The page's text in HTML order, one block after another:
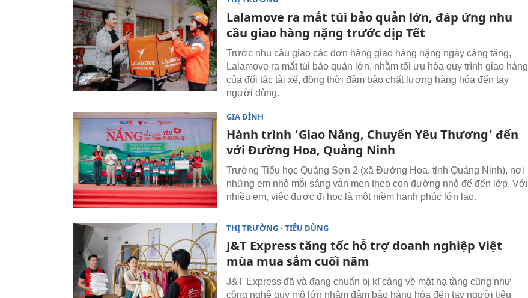
Lalamove ra mắt túi bảo quản lớn, đáp ứng nhu
cầu giao hàng nặng trước dịp Tết
Trước nhu cầu giao các đơn hàng giao hàng nặng ngày càng tăng,
Lalamove ra mắt túi bảo quản lớn, nhằm tối ưu hóa quy trình giao hàng
của đối tác tài xế, đồng thời đảm bảo chất lượng hàng hóa đến tay
người dùng.
GIA ĐÌNH
Hành trình ‘Giao Nắng, Chuyển Yêu Thương’ đến
với Đường Hoa, Quảng Ninh
Trường Tiểu học Quảng Sơn 2 (xã Đường Hoa, tỉnh Quảng Ninh), nơi
những em nhỏ mỗi sáng vẫn men theo con đường nhỏ để đến lớp. Với
nhiều em, việc được đi học là một niềm hạnh phúc lớn lao.
THỊ TRƯỜNG - TIÊU DÙNG
J&T Express tăng tốc hỗ trợ doanh nghiệp Việt
mùa mua sắm cuối năm
J&T Express đã và đang chuẩn bị kĩ càng về mặt hạ tầng cũng như
công nghệ quy mô lớn nhằm đảm bảo hàng hóa đến tay người tiêu